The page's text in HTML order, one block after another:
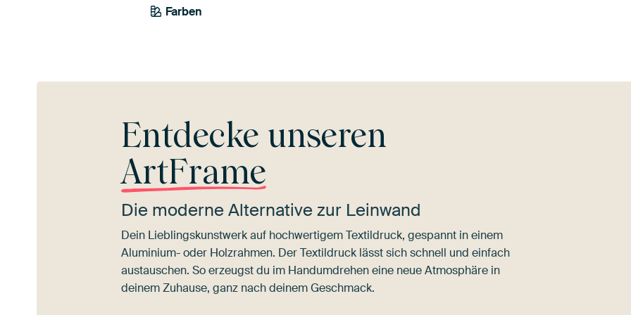
Farben
Beige
Entdecke unseren
ArtFrame
Die moderne Alternative zur Leinwand
Dein Lieblingskunstwerk auf hochwertigem Textildruck, gespannt in einem
Aluminium- oder Holzrahmen. Der Textildruck lässt sich schnell und einfach
austauschen. So erzeugst du im Handumdrehen eine neue Atmosphäre in
deinem Zuhause, ganz nach deinem Geschmack.